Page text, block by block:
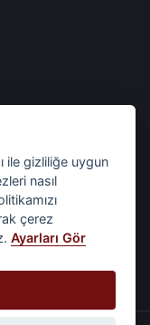
Başvuru Formu
ile gizliliğe uygun
nasıl
çerez
Ayarları Gör